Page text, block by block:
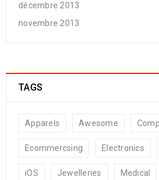
décembre 2013
novembre 2013
TAGS
Apparels Awesome
Ecommercsing Electronics
iOS Jewelleries Medical